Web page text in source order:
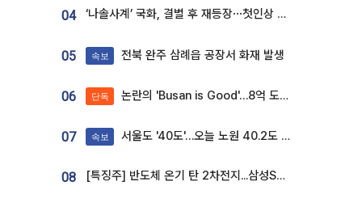
04 ‘나솔사계’ 국화, 결별 후 재등장⋯첫인상 투표 휩쓸고 ‘인기녀’ 등극
05 속보 전북 완주 삼례읍 공장서 화재 발생
06 단독 논란의 'Busan is Good'…8억 도시브랜드, 용산 대통령실 CI 업체가 수행
07 속보 서울도 '40도'…오늘 노원 40.2도 기록
08 [특징주] 반도체 온기 탄 2차전지...삼성SDI, 장 초반 7% 넘게 껑충